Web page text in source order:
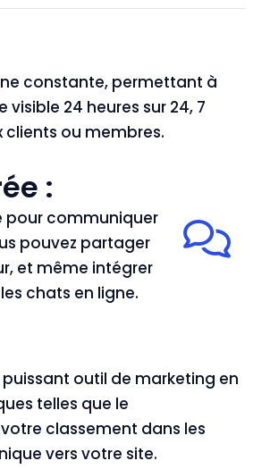
constante, permettant à
24 heures sur 24, 7
clients ou membres.
:
pour communiquer
pouvez partager
et même intégrer
chats en ligne.
outil de marketing en
telles que le
classement dans les
vers votre site.